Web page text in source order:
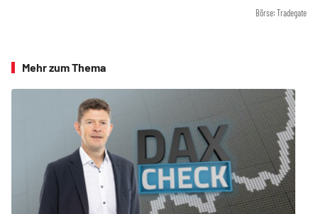
Börse: Tradegate
Mehr zum Thema